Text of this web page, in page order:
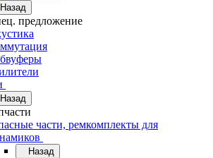
Назад
предложение
Назад
части, ремкомплекты для
Назад